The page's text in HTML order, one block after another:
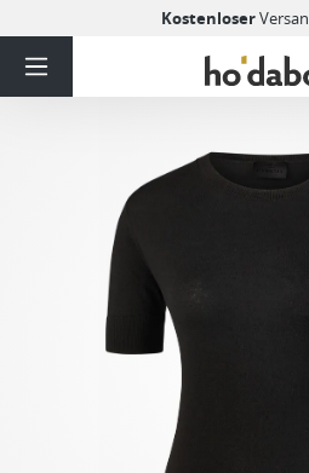
Kostenloser